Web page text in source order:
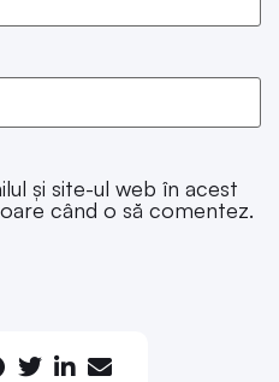
și site-ul web în acest
când o să comentez.